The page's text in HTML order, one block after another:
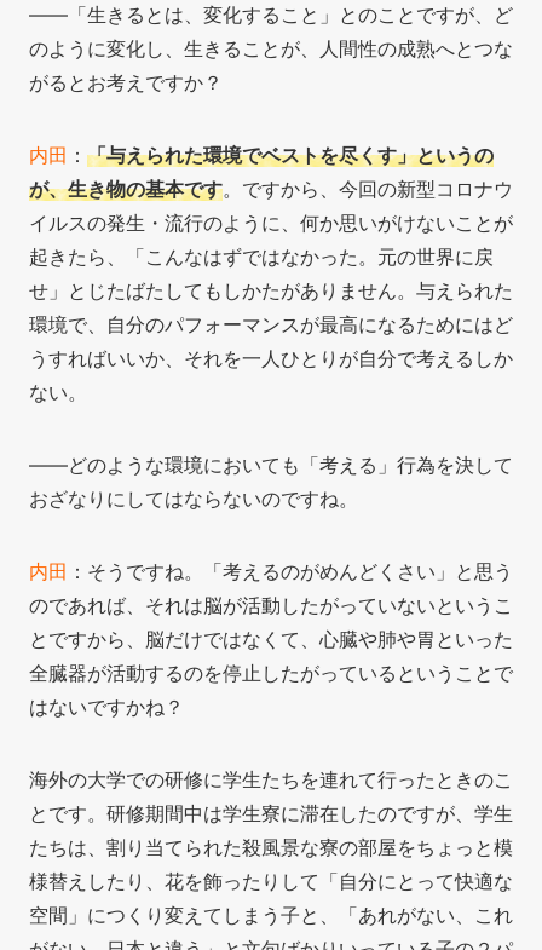
――「生きるとは、変化すること」とのことですが、ど
のように変化し、生きることが、人間性の成熟へとつな
がるとお考えですか？
内田 ： 「与えられた環境でベストを尽くす」というの
が、生き物の基本です。ですから、今回の新型コロナウ
イルスの発生・流行のように、何か思いがけないことが
起きたら、「こんなはずではなかった。元の世界に戻
せ」とじたばたしてもしかたがありません。与えられた
環境で、自分のパフォーマンスが最高になるためにはど
うすればいいか、それを一人ひとりが自分で考えるしか
ない。
――どのような環境においても「考える」行為を決して
おざなりにしてはならないのですね。
内田 ：そうですね。「考えるのがめんどくさい」と思う
のであれば、それは脳が活動したがっていないというこ
とですから、脳だけではなくて、心臓や肺や胃といった
全臓器が活動するのを停止したがっているということで
はないですかね？
海外の大学での研修に学生たちを連れて行ったときのこ
とです。研修期間中は学生寮に滞在したのですが、学生
たちは、割り当てられた殺風景な寮の部屋をちょっと模
様替えしたり、花を飾ったりして「自分にとって快適な
空間」につくり変えてしまう子と、「あれがない、これ